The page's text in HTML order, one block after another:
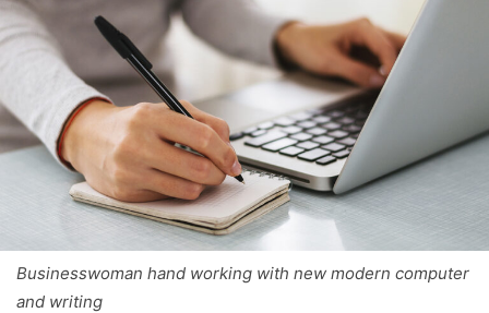
Businesswoman hand working with new modern computer
and writing